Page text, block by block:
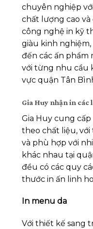
chuyên nghiệp
chất lượng cao và
công nghệ in kỹ
giàu kinh
đến các ấn phẩm
với từng nhu cầu
vực quận Tân
Gia Huy nhận in các
Gia Huy cung
theo chất liệu,
và phù hợp với
khác nhau tại
đều có các quy
thước in ấn linh
In menu da
Với thiết kế sang